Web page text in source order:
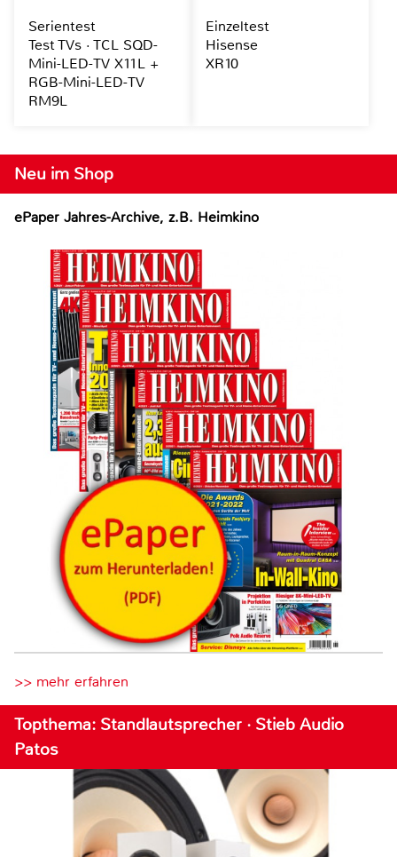
Neu im Shop
ePaper Jahres-Archive, z.B. Heimkino
>> mehr erfahren
Topthema: Standlautsprecher · Stieb Audio
Patos
Serientest
Test TVs · TCL SQD-
Mini-LED-TV X11L +
RGB-Mini-LED-TV
RM9L
Einzeltest
Hisense
XR10